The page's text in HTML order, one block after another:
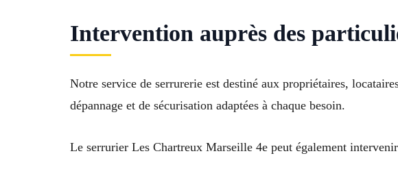
Intervention auprès des
Notre service de serrurerie est destiné aux propriétaires,
dépannage et de sécurisation adaptées à chaque besoin.
Le serrurier Les Chartreux Marseille 4e peut également